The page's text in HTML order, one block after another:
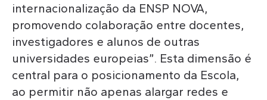
internacionalização da ENSP NOVA,
promovendo colaboração entre docentes,
investigadores e alunos de outras
universidades europeias”. Esta dimensão é
central para o posicionamento da Escola,
ao permitir não apenas alargar redes e